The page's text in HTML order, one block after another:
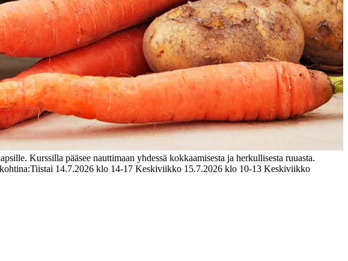
Kurssilla pääsee nauttimaan yhdessä kokkaamisesta ja herkullisesta ruuasta.
Tiistai 14.7.2026 klo 14-17 Keskiviikko 15.7.2026 klo 10-13 Keskiviikko